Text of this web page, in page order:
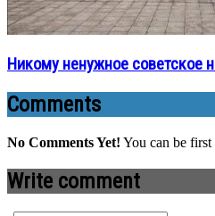
Никому ненужное советское
Comments
No Comments Yet! You can be first
Write comment